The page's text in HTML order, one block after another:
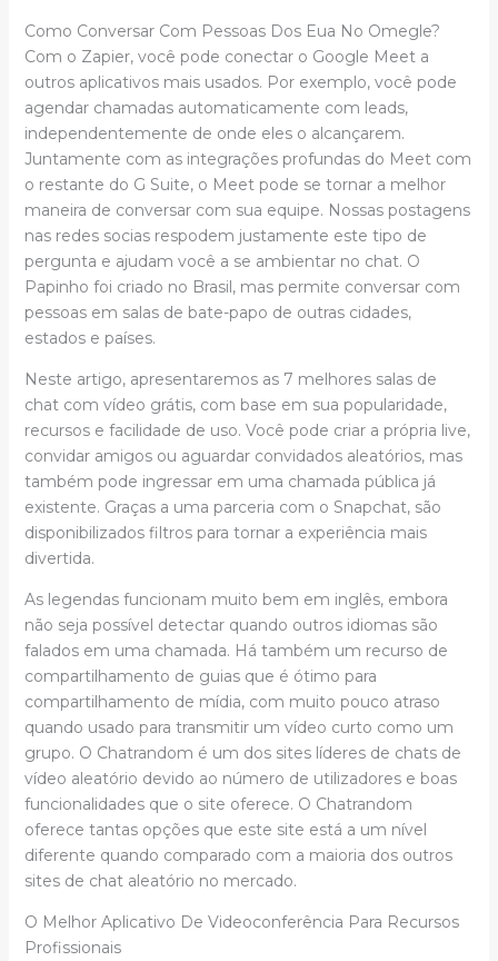
Como Conversar Com Pessoas Dos Eua No Omegle?
Com o Zapier, você pode conectar o Google Meet a
outros aplicativos mais usados. Por exemplo, você pode
agendar chamadas automaticamente com leads,
independentemente de onde eles o alcançarem.
Juntamente com as integrações profundas do Meet com
o restante do G Suite, o Meet pode se tornar a melhor
maneira de conversar com sua equipe. Nossas postagens
nas redes socias respodem justamente este tipo de
pergunta e ajudam você a se ambientar no chat. O
Papinho foi criado no Brasil, mas permite conversar com
pessoas em salas de bate-papo de outras cidades,
estados e países.
Neste artigo, apresentaremos as 7 melhores salas de
chat com vídeo grátis, com base em sua popularidade,
recursos e facilidade de uso. Você pode criar a própria live,
convidar amigos ou aguardar convidados aleatórios, mas
também pode ingressar em uma chamada pública já
existente. Graças a uma parceria com o Snapchat, são
disponibilizados filtros para tornar a experiência mais
divertida.
As legendas funcionam muito bem em inglês, embora
não seja possível detectar quando outros idiomas são
falados em uma chamada. Há também um recurso de
compartilhamento de guias que é ótimo para
compartilhamento de mídia, com muito pouco atraso
quando usado para transmitir um vídeo curto como um
grupo. O Chatrandom é um dos sites líderes de chats de
vídeo aleatório devido ao número de utilizadores e boas
funcionalidades que o site oferece. O Chatrandom
oferece tantas opções que este site está a um nível
diferente quando comparado com a maioria dos outros
sites de chat aleatório no mercado.
O Melhor Aplicativo De Videoconferência Para Recursos
Profissionais